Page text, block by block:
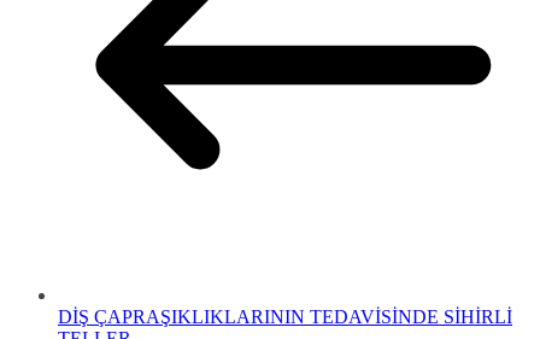
DİŞ ÇAPRAŞIKLIKLARININ TEDAVİSİNDE SİHİRLİ